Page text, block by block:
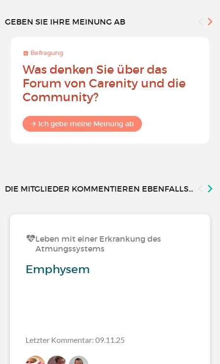
GEBEN SIE IHRE MEINUNG AB
Befragung
Was denken Sie über das
Forum von Carenity und die
Community?
Ich gebe meine Meinung ab
DIE MITGLIEDER KOMMENTIEREN EBENFALLS...
Leben mit einer Erkrankung des
Atmungssystems
Emphysem
Letzter Kommentar: 09.11.25